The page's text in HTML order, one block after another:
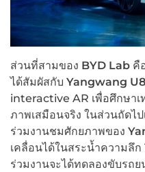
ส่วนที่สามของ BYD Lab คื
ได้สัมผัสกับ Yangwang U8
interactive AR เพื่อศึกษา
ภาพเสมือนจริง ในส่วนถัดไป
ร่วมงานชมศักยภาพของ
เคลื่อนได้ในสระน้ำความลึก
ร่วมงานจะได้ทดลองขับรถย